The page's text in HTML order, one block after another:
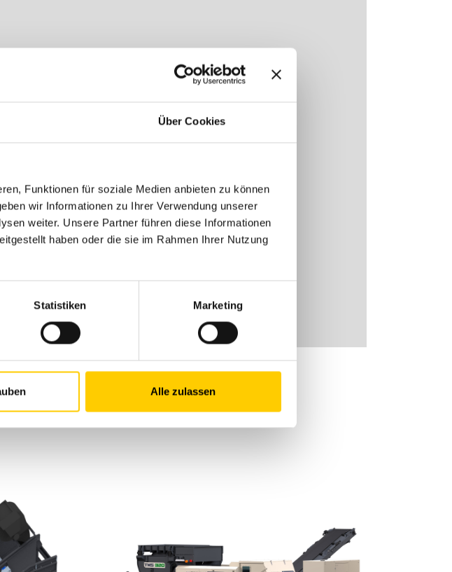
Über Cookies
Funktionen für soziale Medien anbieten zu können
wir Informationen zu Ihrer Verwendung unserer
weiter. Unsere Partner führen diese Informationen
haben oder die sie im Rahmen Ihrer Nutzung
Statistiken Marketing
Alle zulassen